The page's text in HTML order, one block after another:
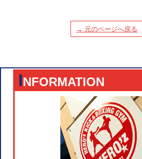
→ 元のページへ戻る
INFORMATION